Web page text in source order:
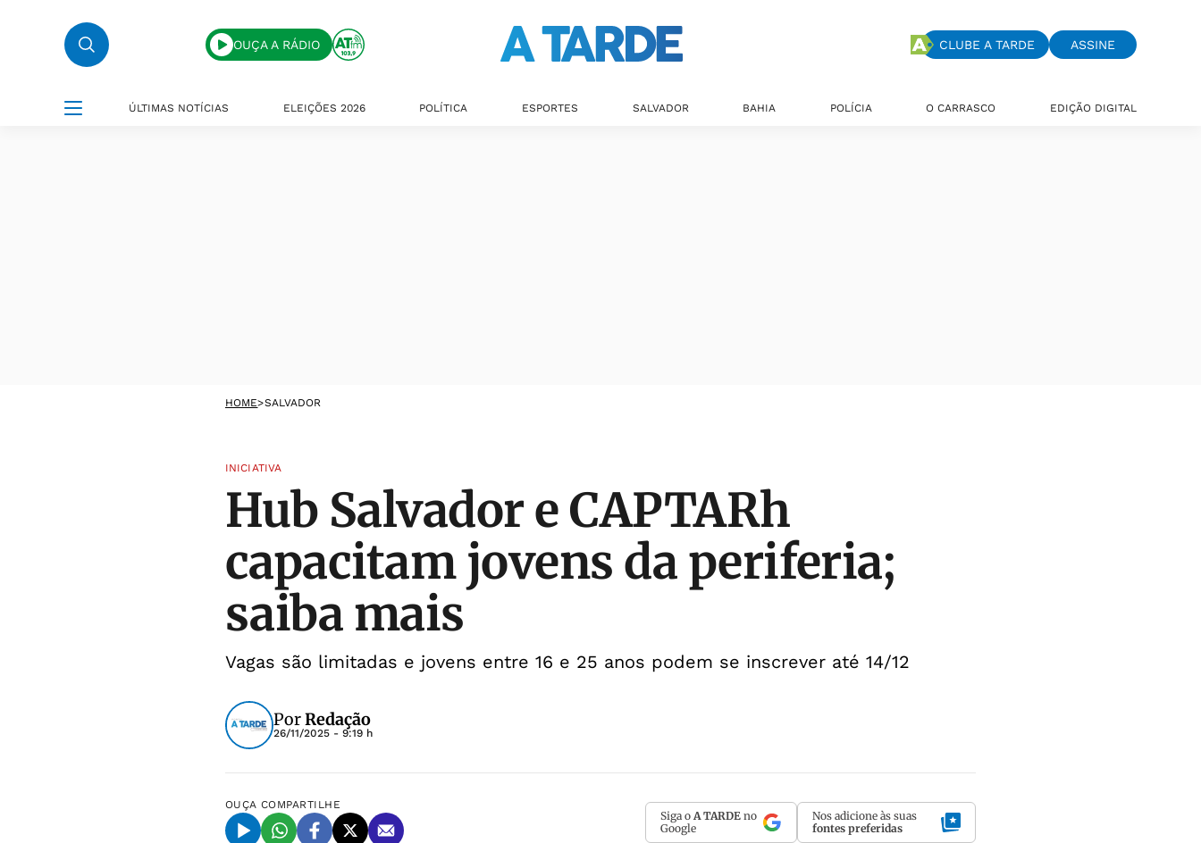
OUÇA A RÁDIO CLUBE A TARDE ASSINE
ÚLTIMAS NOTÍCIAS ELEIÇÕES 2026 POLÍTICA ESPORTES SALVADOR BAHIA POLÍCIA O CARRASCO EDIÇÃO DIGITAL
HOME>SALVADOR
INICIATIVA
Hub Salvador e CAPTARh
capacitam jovens da periferia;
saiba mais
Vagas são limitadas e jovens entre 16 e 25 anos podem se inscrever até 14/12
PorRedação
26/11/2025 - 9:19 h
OUÇA COMPARTILHE
Siga o A TARDE no
Google
Nos adicione às suas
fontes preferidas